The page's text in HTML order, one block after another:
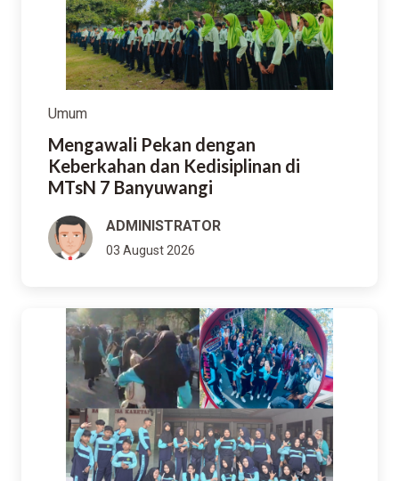
Umum
Mengawali Pekan dengan
Keberkahan dan Kedisiplinan di
MTsN 7 Banyuwangi
ADMINISTRATOR
03 August 2026